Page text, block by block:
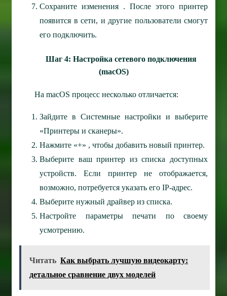
Сохраните изменения . После этого принтер
появится в сети, и другие пользователи смогут
его подключить.
Шаг 4: Настройка сетевого подключения
(macOS)
На macOS процесс несколько отличается:
Зайдите в Системные настройки и выберите
«Принтеры и сканеры».
Нажмите «+» , чтобы добавить новый принтер.
Выберите ваш принтер из списка доступных
устройств. Если принтер не отображается,
возможно, потребуется указать его IP-адрес.
Выберите нужный драйвер из списка.
Настройте параметры печати по своему
усмотрению.
Читать Как выбрать лучшую видеокарту:
детальное сравнение двух моделей